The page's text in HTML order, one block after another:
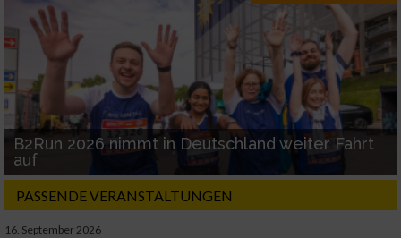
B2Run 2026 nimmt in Deutschland weiter Fahrt
auf
PASSENDE VERANSTALTUNGEN
16. September 2026